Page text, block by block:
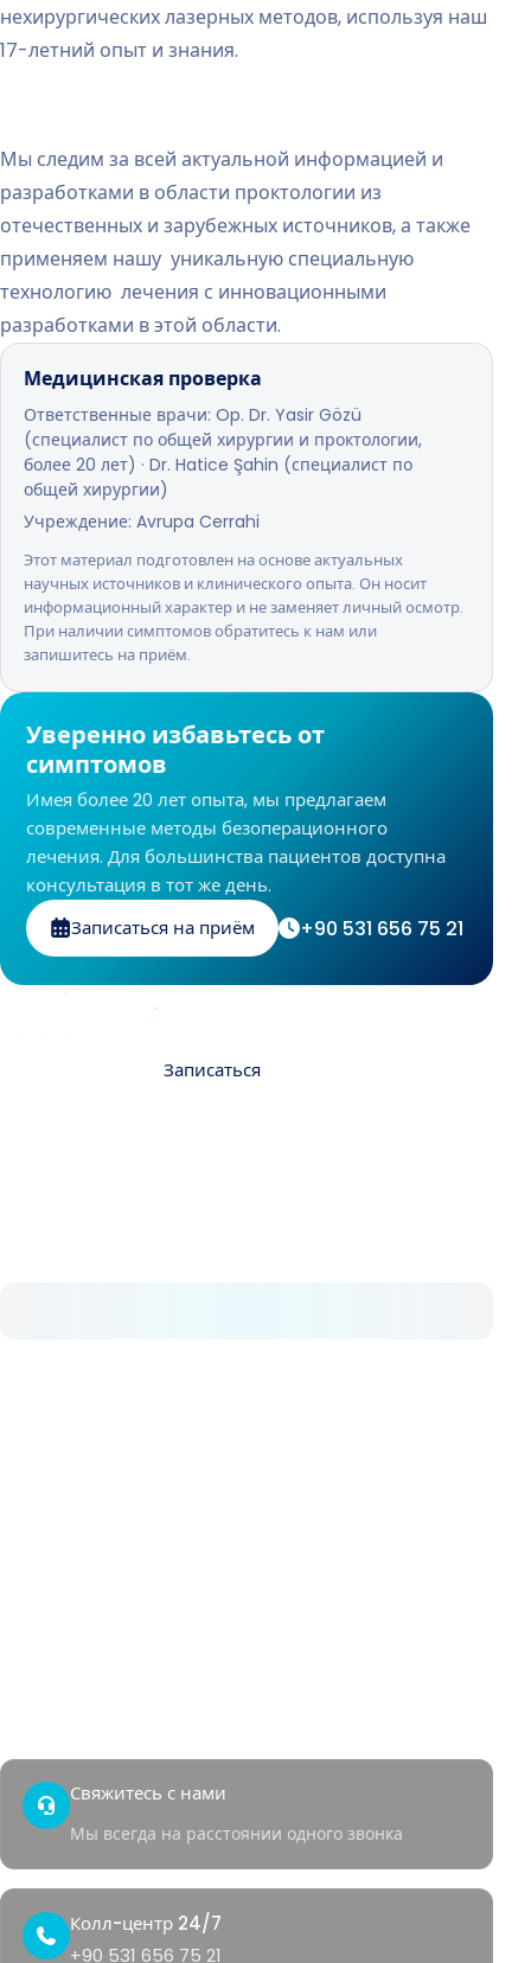
нехирургических лазерных методов, используя наш
17-летний опыт и знания.
Мы следим за всей актуальной информацией и
разработками в области проктологии из
отечественных и зарубежных источников, а также
применяем нашу уникальную специальную
технологию лечения с инновационными
разработками в этой области.
Медицинская проверка
Ответственные врачи: Op. Dr. Yasir Gözü
(специалист по общей хирургии и проктологии,
более 20 лет) · Dr. Hatice Şahin (специалист по
общей хирургии)
Учреждение: Avrupa Cerrahi
Этот материал подготовлен на основе актуальных
научных источников и клинического опыта. Он носит
информационный характер и не заменяет личный осмотр.
При наличии симптомов обратитесь к нам или
запишитесь на приём.
Уверенно избавьтесь от
симптомов
Имея более 20 лет опыта, мы предлагаем
современные методы безоперационного
лечения. Для большинства пациентов доступна
консультация в тот же день.
Записаться на приём
+90 531 656 75 21
Записаться
Свяжитесь с нами
Мы всегда на расстоянии одного звонка
Колл-центр 24/7
+90 531 656 75 21